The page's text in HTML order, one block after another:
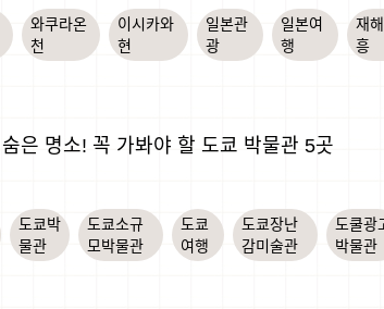
와쿠라온
천
이시카와
현
일본관
광
일본여
행
재
흥
은 명소! 꼭 가봐야 할 도쿄 박물관 5곳
도쿄박
물관
도쿄소규
모박물관
도쿄
여행
도쿄장난
감미술관
도쿨광
박물관